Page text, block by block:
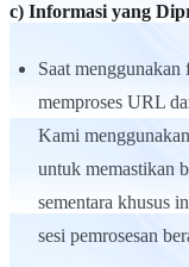
c) Informasi yang
Saat
memproses URL
Kami menggunakan
untuk memastikan
sementara khusus
sesi pemrosesan